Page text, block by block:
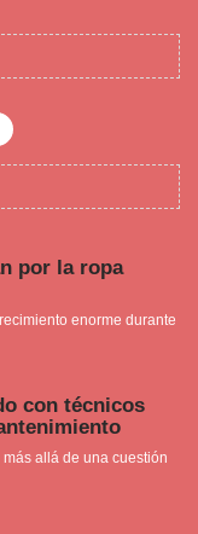
por la ropa
enorme durante
con técnicos
allá de una cuestión